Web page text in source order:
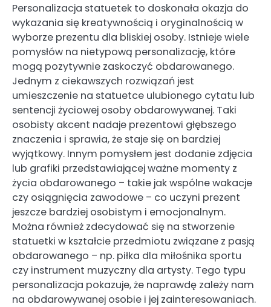
Personalizacja statuetek to doskonała okazja do
wykazania się kreatywnością i oryginalnością w
wyborze prezentu dla bliskiej osoby. Istnieje wiele
pomysłów na nietypową personalizację, które
mogą pozytywnie zaskoczyć obdarowanego.
Jednym z ciekawszych rozwiązań jest
umieszczenie na statuetce ulubionego cytatu lub
sentencji życiowej osoby obdarowywanej. Taki
osobisty akcent nadaje prezentowi głębszego
znaczenia i sprawia, że staje się on bardziej
wyjątkowy. Innym pomysłem jest dodanie zdjęcia
lub grafiki przedstawiającej ważne momenty z
życia obdarowanego – takie jak wspólne wakacje
czy osiągnięcia zawodowe – co uczyni prezent
jeszcze bardziej osobistym i emocjonalnym.
Można również zdecydować się na stworzenie
statuetki w kształcie przedmiotu związane z pasją
obdarowanego – np. piłka dla miłośnika sportu
czy instrument muzyczny dla artysty. Tego typu
personalizacja pokazuje, że naprawdę zależy nam
na obdarowywanej osobie i jej zainteresowaniach.